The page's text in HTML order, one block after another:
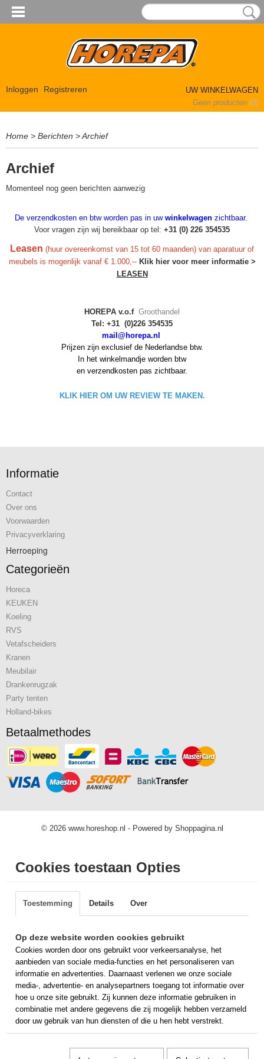
Inloggen Registreren
UW WINKELWAGEN
Geen producten (0)
Home > Berichten > Archief
Archief
Momenteel nog geen berichten aanwezig
De verzendkosten en btw worden pas in uw winkelwagenzichtbaar.
Voor vragen zijn wij bereikbaar op tel: +31 (0) 226 354535
Leasen (huur overeenkomst van 15 tot 60 maanden) van aparatuur of
meubels is mogenlijk vanaf € 1.000,-- Klik hier voor meer informatie >
LEASEN
HOREPA v.o.f Groothandel
Tel: +31 (0)226 354535
mail@horepa.nl
Prijzen zijn exclusief de Nederlandse btw.
In het winkelmandje worden btw
en verzendkosten pas zichtbaar.
KLIK HIER OM UW REVIEW TE MAKEN.
Informatie
Contact
Over ons
Voorwaarden
Privacyverklaring
Herroeping
Categorieën
Horeca
KEUKEN
Koeling
RVS
Vetafscheiders
Kranen
Meubilair
Drankenrugzak
Party tenten
Holland-bikes
Betaalmethodes
© 2026 www.horeshop.nl - Powered by Shoppagina.nl
Cookies toestaan Opties
Toestemming Details Over
Op deze website worden cookies gebruikt
Cookies worden door ons gebruikt voor verkeersanalyse, het
aanbieden van sociale media-functies en het personaliseren van
informatie en advertenties. Daarnaast verlenen we onze sociale
media-, advertentie- en analysepartners toegang tot informatie over
hoe u onze site gebruikt. Zij kunnen deze informatie gebruiken in
combinatie met andere gegevens die zij mogelijk hebben verzameld
door uw gebruik van hun diensten of die u hen hebt verstrekt.